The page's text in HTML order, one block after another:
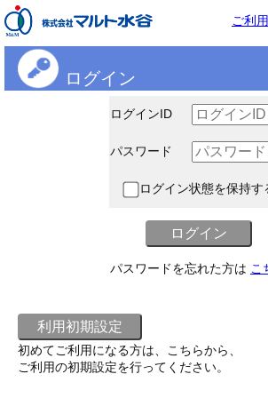
ご利
ログイン
ログインID
パスワード
ログイン状態を保持す
パスワードを忘れた方は こ
初めてご利用になる方は、こちらから、
ご利用の初期設定を行ってください。